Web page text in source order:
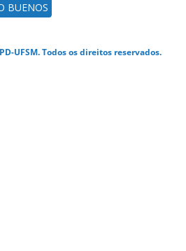
BUENOS
UFSM. Todos os direitos reservados.